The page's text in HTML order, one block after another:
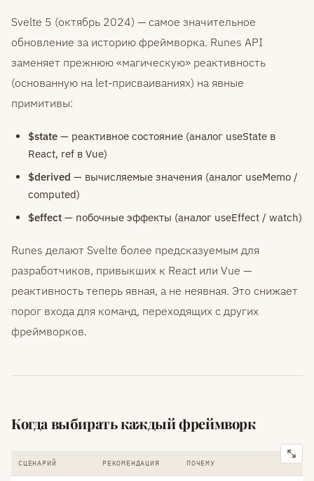
Svelte 5 (октябрь 2024) — самое значительное
обновление за историю фреймворка. Runes API
заменяет прежнюю «магическую» реактивность
(основанную на let-присваиваниях) на явные
примитивы:
$state — реактивное состояние (аналог useState в
React, ref в Vue)
$derived — вычисляемые значения (аналог useMemo /
computed)
$effect — побочные эффекты (аналог useEffect / watch)
Runes делают Svelte более предсказуемым для
разработчиков, привыкших к React или Vue —
реактивность теперь явная, а не неявная. Это снижает
порог входа для команд, переходящих с других
фреймворков.
Когда выбирать каждый фреймворк
СЦЕНАРИЙ РЕКОМЕНДАЦИЯ ПОЧЕМУ